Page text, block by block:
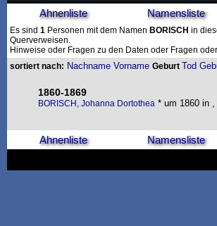
Ahnenliste Namensliste
Es sind 1 Personen mit dem Namen BORISCH in
Querverweisen.
Hinweise oder Fragen zu den Daten oder Fragen
sortiert nach: Nachname Vorname Geburt Tod
1860-1869
BORISCH, Johanna Dortothea * um 1860 in
Ahnenliste Namensliste